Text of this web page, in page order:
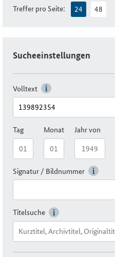
Treffer pro Seite: 24 48
Sucheeinstellungen
Volltext
Tag Monat Jahr von
Signatur / Bildnummer
Titelsuche